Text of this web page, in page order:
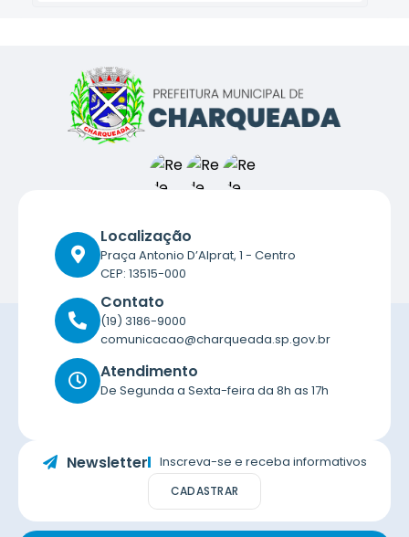
Localização
Praça Antonio D’Alprat, 1 - Centro
CEP: 13515-000
Contato
(19) 3186-9000
comunicacao@charqueada.sp.gov.br
Atendimento
De Segunda a Sexta-feira da 8h as 17h
Newsletter Inscreva-se e receba informativos
CADASTRAR